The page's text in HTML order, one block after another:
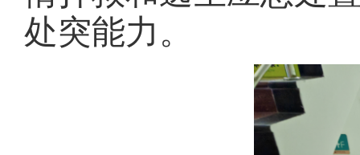
处突能力。